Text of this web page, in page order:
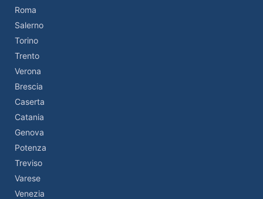
Roma
Salerno
Torino
Trento
Verona
Brescia
Caserta
Catania
Genova
Potenza
Treviso
Varese
Venezia